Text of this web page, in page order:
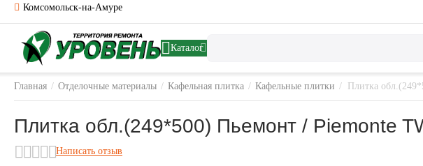
Комсомольск-на-Амуре
Каталог
Главная / Отделочные материалы / Кафельная плитка / Кафельные плитки / Плитка
Плитка обл.(249*500) Пьемонт / Piemonte
Написать отзыв